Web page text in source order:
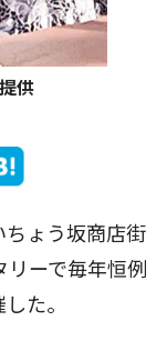
供
ょう坂商店街
ーで毎年恒例
た。